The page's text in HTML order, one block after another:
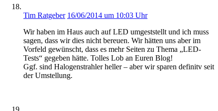
Tim Ratgeber 16/06/2014 um 10:03 Uhr
Wir haben im Haus auch auf LED umgeststellt und ich muss
sagen, dass wir dies nicht bereuen. Wir hätten uns aber im
Vorfeld gewünscht, dass es mehr Seiten zu Thema „LED-
Tests“ gegeben hätte. Tolles Lob an Euren Blog!
Ggf. sind Halogenstrahler heller – aber wir sparen definitv seit
der Umstellung.